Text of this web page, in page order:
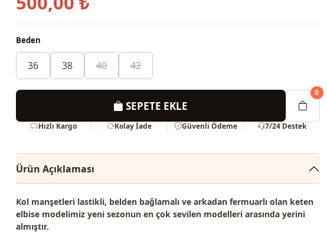
Beden
36 38 40 42
SEPETE EKLE
0
Hızlı Kargo Kolay İade Güvenli Ödeme 7/24 Destek
Ürün Açıklaması
Kol manşetleri lastikli, belden bağlamalı ve arkadan fermuarlı olan keten
elbise modelimiz yeni sezonun en çok sevilen modelleri arasında yerini
almıştır.